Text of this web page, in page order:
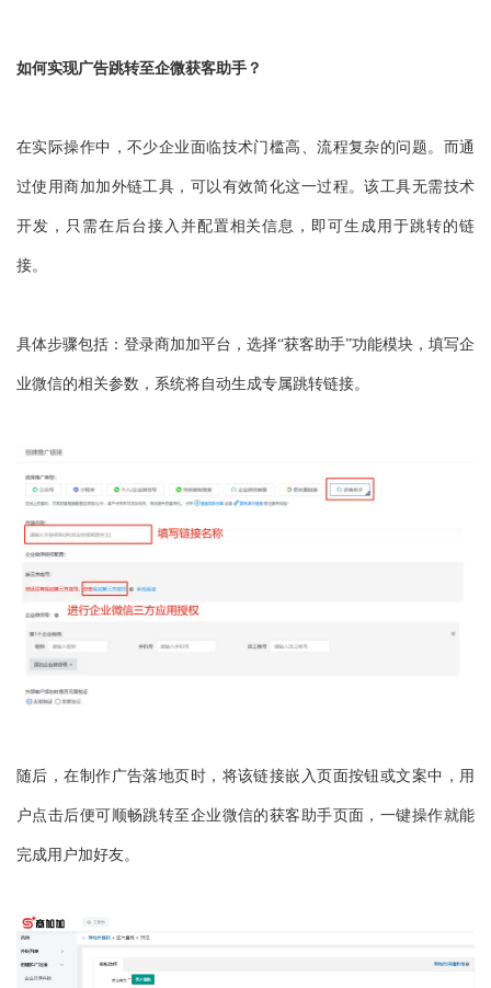
如何实现广告跳转至企微获客助手？
在实际操作中，不少企业面临技术门槛高、流程复杂的问题。而通
过使用商加加外链工具，可以有效简化这一过程。该工具无需技术
开发，只需在后台接入并配置相关信息，即可生成用于跳转的链
接。
具体步骤包括：登录商加加平台，选择“获客助手”功能模块，填写企
业微信的相关参数，系统将自动生成专属跳转链接。
随后，在制作广告落地页时，将该链接嵌入页面按钮或文案中，用
户点击后便可顺畅跳转至企业微信的获客助手页面，一键操作就能
完成用户加好友。